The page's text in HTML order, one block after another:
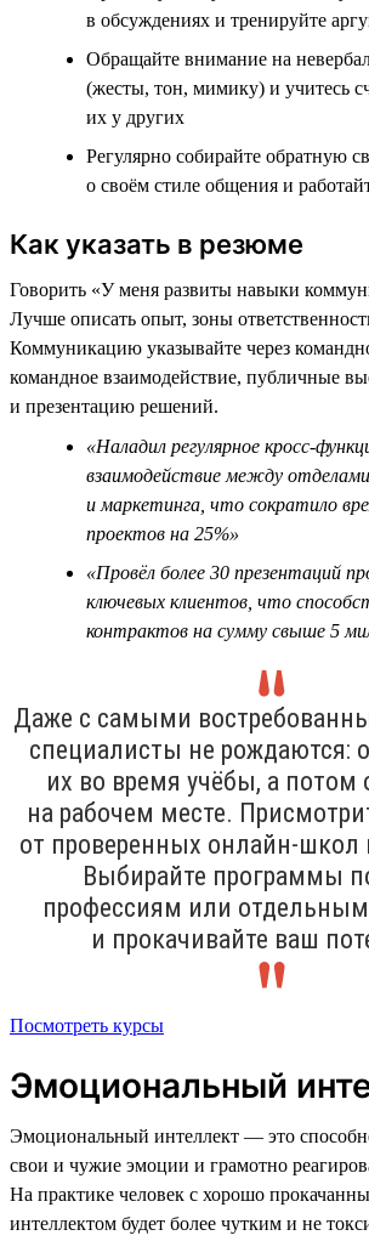
в обсуждениях и тренируйте
Обращайте внимание на
(жесты, тон, мимику) и учитесь
их у других
Регулярно собирайте обратную
о своём стиле общения и
Как указать в резюме
Говорить «У меня развиты навыки
Лучше описать опыт, зоны
Коммуникацию указывайте через
командное взаимодействие, публичные
и презентацию решений.
«Наладил регулярное кросс-
взаимодействие между
и маркетинга, что сократило
проектов на 25%»
«Провёл более 30 презентаций
ключевых клиентов, что
контрактов на сумму свыше 5
Даже с самыми
специалисты не рождаются:
их во время учёбы, а потом
на рабочем месте.
от проверенных онлайн-школ
Выбирайте программы
профессиям или
и прокачивайте ваш
Посмотреть курсы
Эмоциональный
Эмоциональный интеллект — это
свои и чужие эмоции и грамотно
На практике человек с хорошо
интеллектом будет более чутким и не